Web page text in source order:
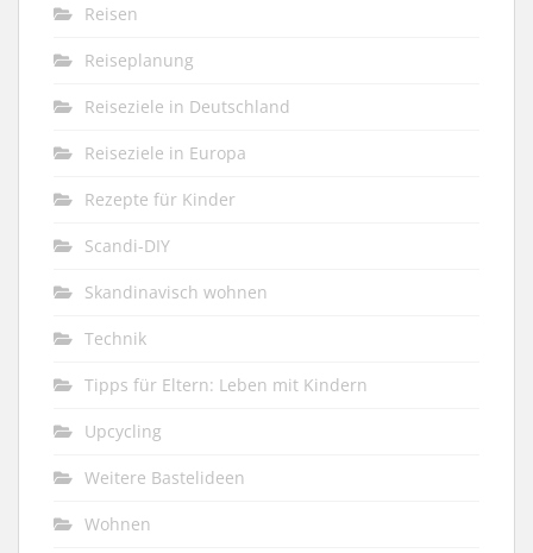
Reisen
Reiseplanung
Reiseziele in Deutschland
Reiseziele in Europa
Rezepte für Kinder
Scandi-DIY
Skandinavisch wohnen
Technik
Tipps für Eltern: Leben mit Kindern
Upcycling
Weitere Bastelideen
Wohnen